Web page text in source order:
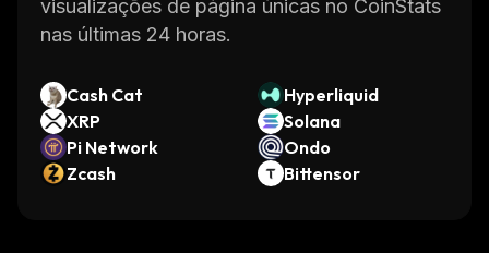
visualizações de página únicas no CoinStats
nas últimas 24 horas.
Cash Cat
Hyperliquid
XRP
Solana
Pi Network
Ondo
Zcash
Bittensor